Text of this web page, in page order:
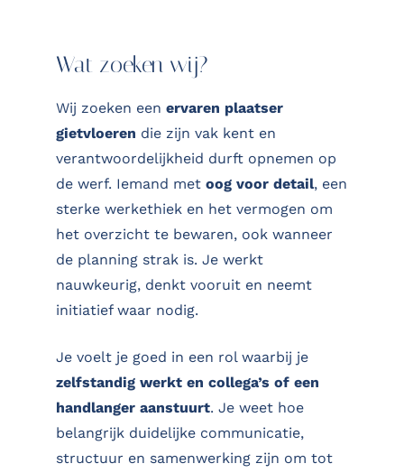
Wat zoeken wij?
Wij zoeken eenervaren plaatser
gietvloeren die zijn vak kent en
verantwoordelijkheid durft opnemen op
de werf. Iemand metoog voor detail, een
sterke werkethiek en het vermogen om
het overzicht te bewaren, ook wanneer
de planning strak is. Je werkt
nauwkeurig, denkt vooruit en neemt
initiatief waar nodig.
Je voelt je goed in een rol waarbij je
zelfstandig werkt en collega’s of een
handlanger aanstuurt. Je weet hoe
belangrijk duidelijke communicatie,
structuur en samenwerking zijn om tot